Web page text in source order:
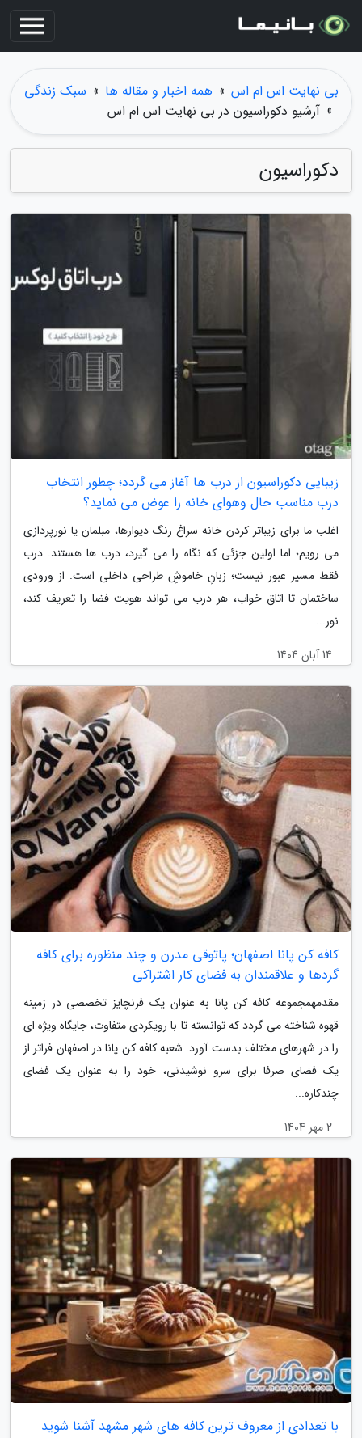
بی نهایت اس ام اس » همه اخبار و مقاله ها » سبک زندگی
» آرشیو دکوراسیون در بی نهایت اس ام اس
دکوراسیون
زیبایی دکوراسیون از درب ها آغاز می گردد؛ چطور انتخاب
درب مناسب حال وهوای خانه را عوض می نماید؟
اغلب ما برای زیباتر کردن خانه سراغ رنگ دیوارها، مبلمان یا نورپردازی
می رویم؛ اما اولین جزئی که نگاه را می گیرد، درب ها هستند. درب
فقط مسیر عبور نیست؛ زبانِ خاموشِ طراحی داخلی است. از ورودی
ساختمان تا اتاق خواب، هر درب می تواند هویت فضا را تعریف کند،
نور...
14 آبان 1404
کافه کن پانا اصفهان؛ پاتوقی مدرن و چند منظوره برای کافه
گردها و علاقمندان به فضای کار اشتراکی
مقدمهمجموعه کافه کن پانا به عنوان یک فرنچایز تخصصی در زمینه
قهوه شناخته می گردد که توانسته تا با رویکردی متفاوت، جایگاه ویژه ای
را در شهرهای مختلف بدست آورد. شعبه کافه کن پانا در اصفهان فراتر از
یک فضای صرفا برای سرو نوشیدنی، خود را به عنوان یک فضای
چندکاره...
2 مهر 1404
با تعدادی از معروف ترین کافه های شهر مشهد آشنا شوید